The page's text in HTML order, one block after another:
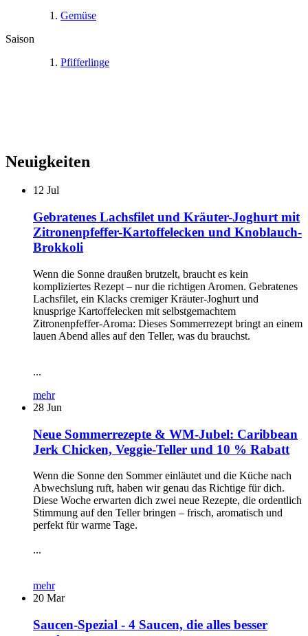
Gemüse
Saison
Pfifferlinge
Neuigkeiten
12 Jul
Gebratenes Lachsfilet und Kräuter-Joghurt mit
Zitronenpfeffer-Kartoffelecken und Knoblauch-
Brokkoli
Wenn die Sonne draußen brutzelt, braucht es kein
kompliziertes Rezept – nur die richtigen Aromen. Gebratenes
Lachsfilet, ein Klacks cremiger Kräuter-Joghurt und
knusprige Kartoffelecken mit selbstgemachtem
Zitronenpfeffer-Aroma: Dieses Sommerrezept bringt an einem
lauen Abend alles auf den Teller, was du brauchst.
...
mehr
28 Jun
Neue Sommerrezepte & WM-Jubel: Caribbean
Jerk Chicken, Veggie-Teller und 10 % Rabatt
Wenn die Sonne den Sommer einläutet und die Küche nach
Abwechslung ruft, haben wir genau das Richtige für dich.
Diese Woche erwarten dich zwei neue Rezepte, die ordentlich
Stimmung auf den Teller bringen – frisch, aromatisch und
perfekt für warme Tage.
...
mehr
20 Mar
Saucen-Spezial - 4 Saucen, die alles besser